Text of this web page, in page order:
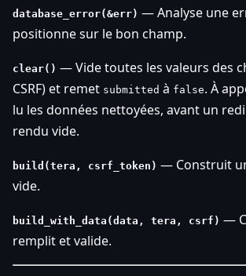
database_error(&err) — Analyse une
positionne sur le bon champ.
clear() — Vide toutes les valeurs des
CSRF) et remet submitted à false. À
lu les données nettoyées, avant un
rendu vide.
build(tera, csrf_token) — Construit
vide.
build_with_data(data, tera, csrf) —
remplit et valide.